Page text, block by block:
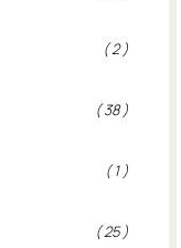
( 2 )
( 38 )
( 1 )
( 25 )